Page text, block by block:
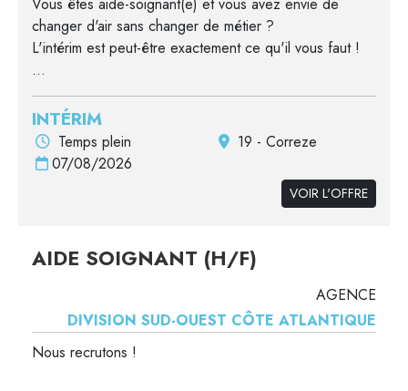
changer d'air sans changer de métier ?
L'intérim est peut-être exactement ce qu'il vous faut !
...
INTÉRIM
Temps plein
19 - Correze
07/08/2026
VOIR L'OFFRE
AIDE SOIGNANT (H/F)
AGENCE
DIVISION SUD-OUEST CÔTE ATLANTIQUE
Nous recrutons !